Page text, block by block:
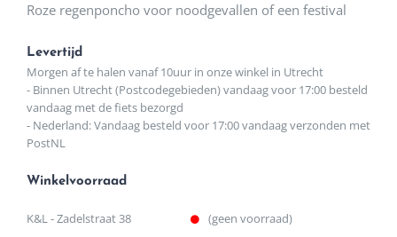
Roze regenponcho voor noodgevallen of een festival
Levertijd
Morgen af te halen vanaf 10uur in onze winkel in Utrecht
- Binnen Utrecht (Postcodegebieden) vandaag voor 17:00 besteld
vandaag met de fiets bezorgd
- Nederland: Vandaag besteld voor 17:00 vandaag verzonden met
PostNL
Winkelvoorraad
K&L - Zadelstraat 38 (geen voorraad)